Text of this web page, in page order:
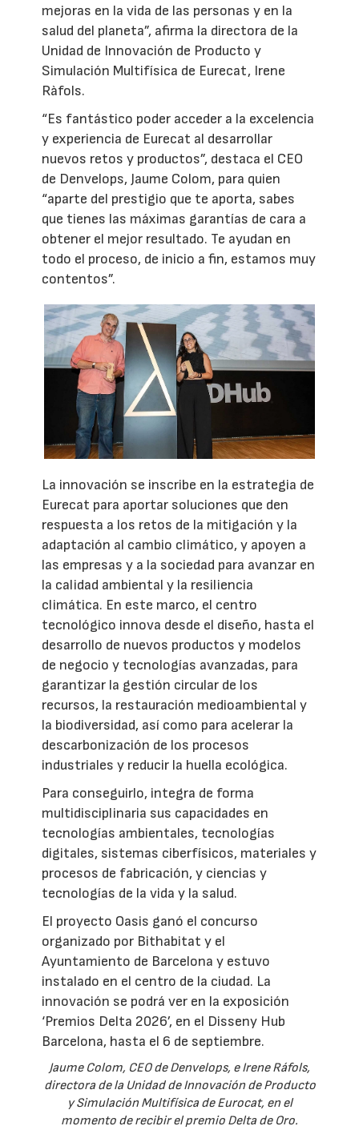
mejoras en la vida de las personas y en la
salud del planeta”, afirma la directora de la
Unidad de Innovación de Producto y
Simulación Multifísica de Eurecat, Irene
Ràfols.
“Es fantástico poder acceder a la excelencia
y experiencia de Eurecat al desarrollar
nuevos retos y productos”, destaca el CEO
de Denvelops, Jaume Colom, para quien
“aparte del prestigio que te aporta, sabes
que tienes las máximas garantías de cara a
obtener el mejor resultado. Te ayudan en
todo el proceso, de inicio a fin, estamos muy
contentos”.
La innovación se inscribe en la estrategia de
Eurecat para aportar soluciones que den
respuesta a los retos de la mitigación y la
adaptación al cambio climático, y apoyen a
las empresas y a la sociedad para avanzar en
la calidad ambiental y la resiliencia
climática. En este marco, el centro
tecnológico innova desde el diseño, hasta el
desarrollo de nuevos productos y modelos
de negocio y tecnologías avanzadas, para
garantizar la gestión circular de los
recursos, la restauración medioambiental y
la biodiversidad, así como para acelerar la
descarbonización de los procesos
industriales y reducir la huella ecológica.
Para conseguirlo, integra de forma
multidisciplinaria sus capacidades en
tecnologías ambientales, tecnologías
digitales, sistemas ciberfísicos, materiales y
procesos de fabricación, y ciencias y
tecnologías de la vida y la salud.
El proyecto Oasis ganó el concurso
organizado por Bithabitat y el
Ayuntamiento de Barcelona y estuvo
instalado en el centro de la ciudad. La
innovación se podrá ver en la exposición
‘Premios Delta 2026’, en el Disseny Hub
Barcelona, hasta el 6 de septiembre.
Jaume Colom, CEO de Denvelops, e Irene Ráfols,
directora de la Unidad de Innovación de Producto
y Simulación Multifísica de Eurocat, en el
momento de recibir el premio Delta de Oro.